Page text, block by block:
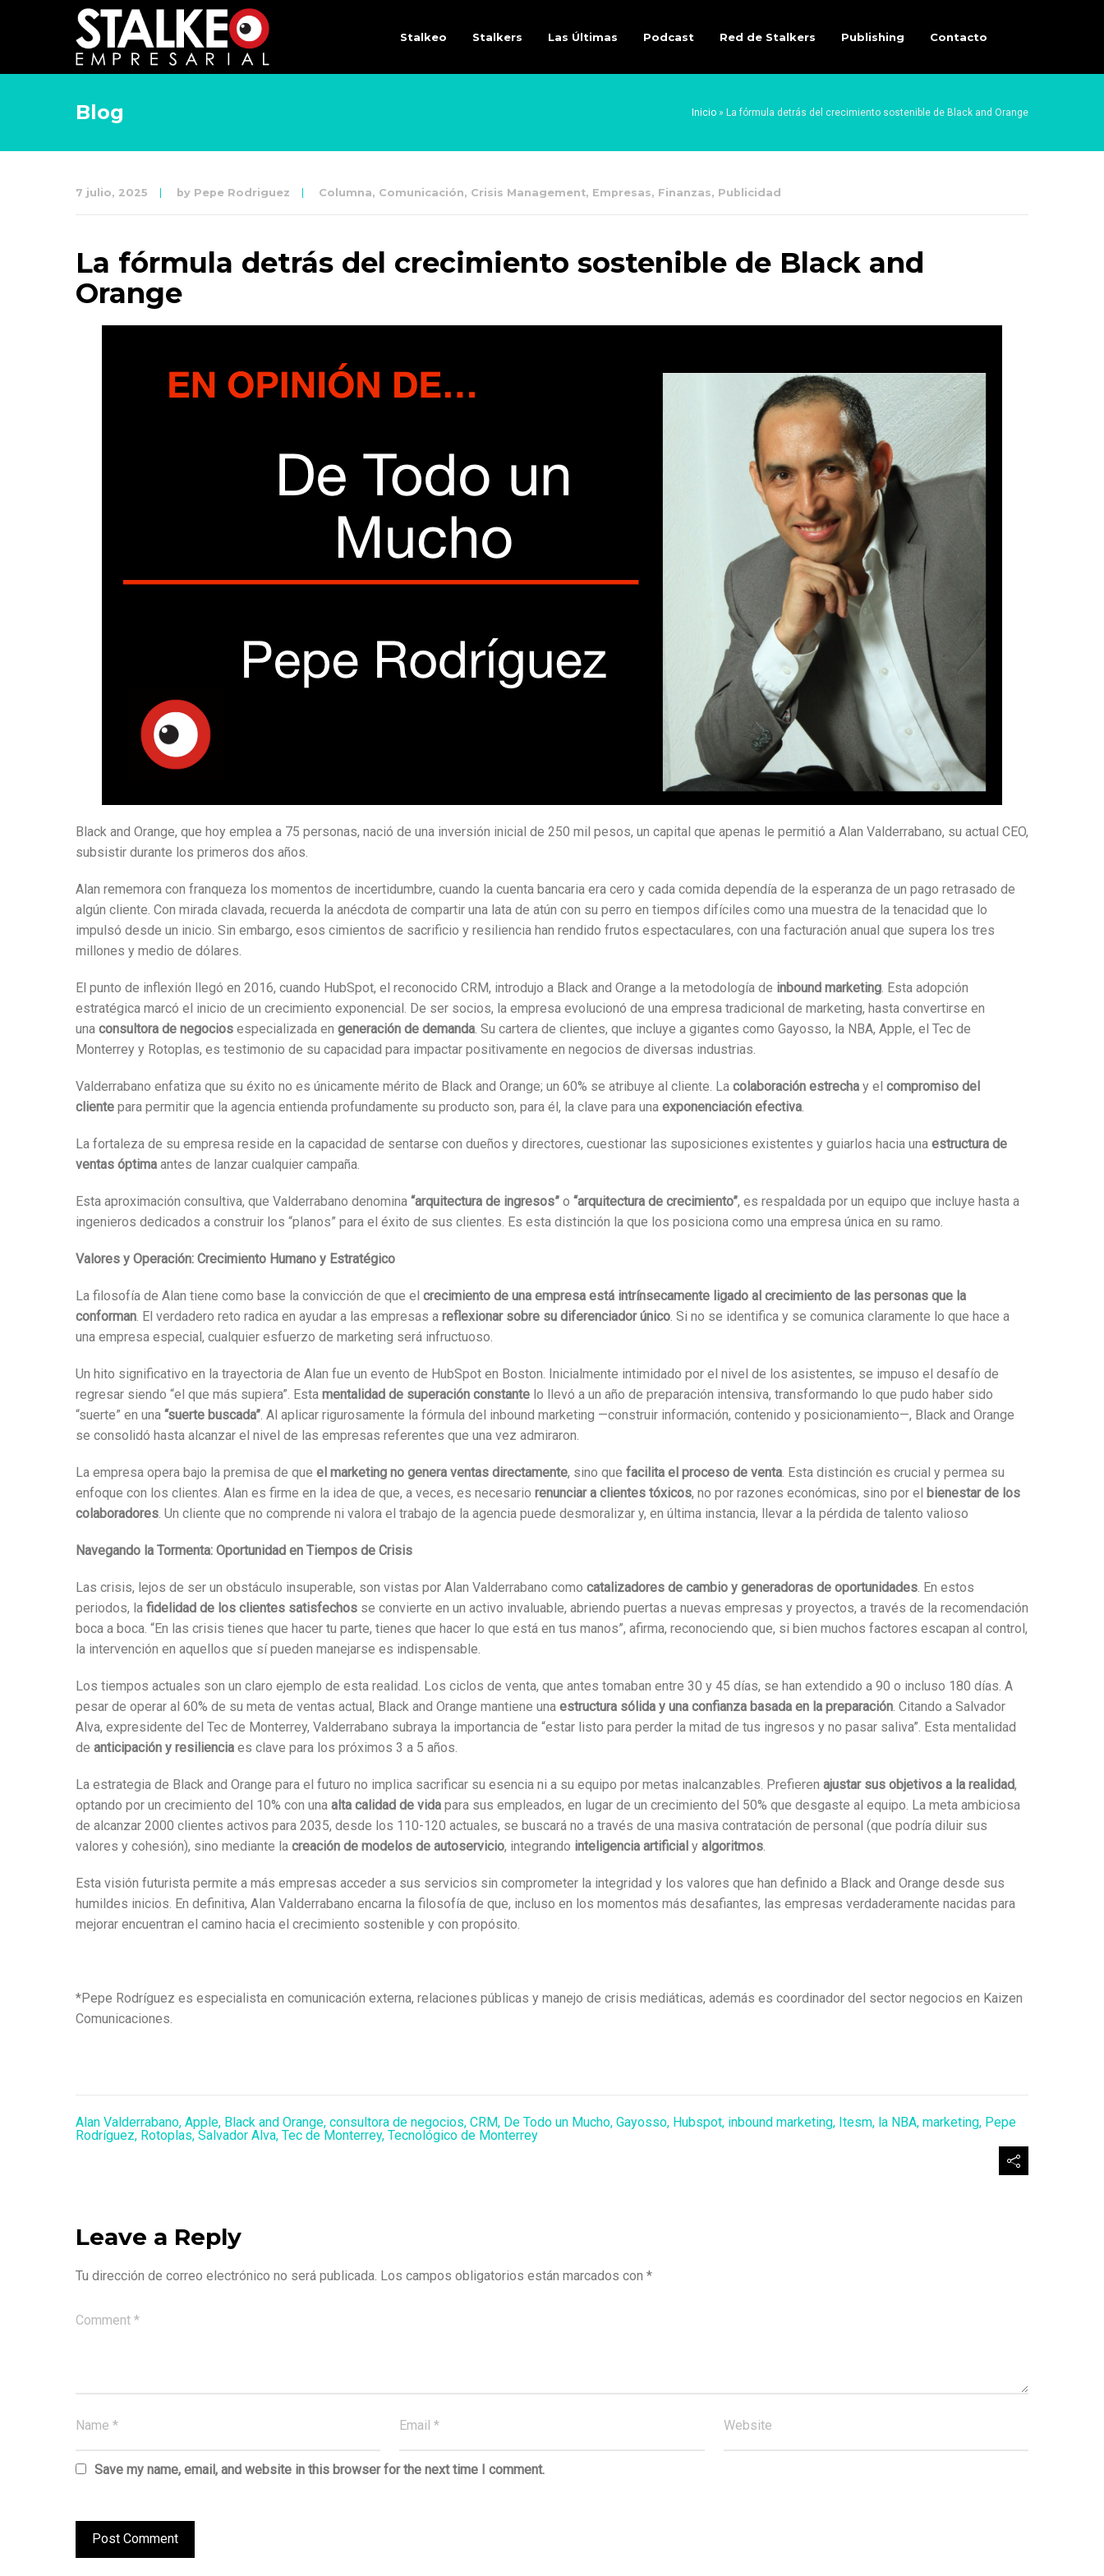
Stalkeo Stalkers Las Últimas Podcast Red de Stalkers Publishing Contacto
Blog Inicio » La fórmula detrás del crecimiento sostenible de Black and Orange
7 julio, 2025 by Pepe Rodriguez Columna, Comunicación, Crisis Management, Empresas, Finanzas, Publicidad
La fórmula detrás del crecimiento sostenible de Black and
Orange
Black and Orange, que hoy emplea a 75 personas, nació de una inversión inicial de 250 mil pesos, un capital que apenas le permitió a Alan Valderrabano, su actual CEO,
subsistir durante los primeros dos años.
Alan rememora con franqueza los momentos de incertidumbre, cuando la cuenta bancaria era cero y cada comida dependía de la esperanza de un pago retrasado de
algún cliente. Con mirada clavada, recuerda la anécdota de compartir una lata de atún con su perro en tiempos difíciles como una muestra de la tenacidad que lo
impulsó desde un inicio. Sin embargo, esos cimientos de sacrificio y resiliencia han rendido frutos espectaculares, con una facturación anual que supera los tres
millones y medio de dólares.
El punto de inflexión llegó en 2016, cuando HubSpot, el reconocido CRM, introdujo a Black and Orange a la metodología de inbound marketing. Esta adopción
estratégica marcó el inicio de un crecimiento exponencial. De ser socios, la empresa evolucionó de una empresa tradicional de marketing, hasta convertirse en
una consultora de negocios especializada en generación de demanda. Su cartera de clientes, que incluye a gigantes como Gayosso, la NBA, Apple, el Tec de
Monterrey y Rotoplas, es testimonio de su capacidad para impactar positivamente en negocios de diversas industrias.
Valderrabano enfatiza que su éxito no es únicamente mérito de Black and Orange; un 60% se atribuye al cliente. La colaboración estrecha y el compromiso del
cliente para permitir que la agencia entienda profundamente su producto son, para él, la clave para una exponenciación efectiva.
La fortaleza de su empresa reside en la capacidad de sentarse con dueños y directores, cuestionar las suposiciones existentes y guiarlos hacia una estructura de
ventas óptima antes de lanzar cualquier campaña.
Esta aproximación consultiva, que Valderrabano denomina “arquitectura de ingresos” o “arquitectura de crecimiento”, es respaldada por un equipo que incluye hasta a
ingenieros dedicados a construir los “planos” para el éxito de sus clientes. Es esta distinción la que los posiciona como una empresa única en su ramo.
Valores y Operación: Crecimiento Humano y Estratégico
La filosofía de Alan tiene como base la convicción de que el crecimiento de una empresa está intrínsecamente ligado al crecimiento de las personas que la
conforman. El verdadero reto radica en ayudar a las empresas a reflexionar sobre su diferenciador único. Si no se identifica y se comunica claramente lo que hace a
una empresa especial, cualquier esfuerzo de marketing será infructuoso.
Un hito significativo en la trayectoria de Alan fue un evento de HubSpot en Boston. Inicialmente intimidado por el nivel de los asistentes, se impuso el desafío de
regresar siendo “el que más supiera”. Esta mentalidad de superación constante lo llevó a un año de preparación intensiva, transformando lo que pudo haber sido
“suerte” en una “suerte buscada”. Al aplicar rigurosamente la fórmula del inbound marketing —construir información, contenido y posicionamiento—, Black and Orange
se consolidó hasta alcanzar el nivel de las empresas referentes que una vez admiraron.
La empresa opera bajo la premisa de que el marketing no genera ventas directamente, sino que facilita el proceso de venta. Esta distinción es crucial y permea su
enfoque con los clientes. Alan es firme en la idea de que, a veces, es necesario renunciar a clientes tóxicos, no por razones económicas, sino por el bienestar de los
colaboradores. Un cliente que no comprende ni valora el trabajo de la agencia puede desmoralizar y, en última instancia, llevar a la pérdida de talento valioso
Navegando la Tormenta: Oportunidad en Tiempos de Crisis
Las crisis, lejos de ser un obstáculo insuperable, son vistas por Alan Valderrabano como catalizadores de cambio y generadoras de oportunidades. En estos
periodos, la fidelidad de los clientes satisfechos se convierte en un activo invaluable, abriendo puertas a nuevas empresas y proyectos, a través de la recomendación
boca a boca. “En las crisis tienes que hacer tu parte, tienes que hacer lo que está en tus manos”, afirma, reconociendo que, si bien muchos factores escapan al control,
la intervención en aquellos que sí pueden manejarse es indispensable.
Los tiempos actuales son un claro ejemplo de esta realidad. Los ciclos de venta, que antes tomaban entre 30 y 45 días, se han extendido a 90 o incluso 180 días. A
pesar de operar al 60% de su meta de ventas actual, Black and Orange mantiene una estructura sólida y una confianza basada en la preparación. Citando a Salvador
Alva, expresidente del Tec de Monterrey, Valderrabano subraya la importancia de “estar listo para perder la mitad de tus ingresos y no pasar saliva”. Esta mentalidad
de anticipación y resiliencia es clave para los próximos 3 a 5 años.
La estrategia de Black and Orange para el futuro no implica sacrificar su esencia ni a su equipo por metas inalcanzables. Prefieren ajustar sus objetivos a la realidad,
optando por un crecimiento del 10% con una alta calidad de vida para sus empleados, en lugar de un crecimiento del 50% que desgaste al equipo. La meta ambiciosa
de alcanzar 2000 clientes activos para 2035, desde los 110-120 actuales, se buscará no a través de una masiva contratación de personal (que podría diluir sus
valores y cohesión), sino mediante la creación de modelos de autoservicio, integrando inteligencia artificial y algoritmos.
Esta visión futurista permite a más empresas acceder a sus servicios sin comprometer la integridad y los valores que han definido a Black and Orange desde sus
humildes inicios. En definitiva, Alan Valderrabano encarna la filosofía de que, incluso en los momentos más desafiantes, las empresas verdaderamente nacidas para
mejorar encuentran el camino hacia el crecimiento sostenible y con propósito.
*Pepe Rodríguez es especialista en comunicación externa, relaciones públicas y manejo de crisis mediáticas, además es coordinador del sector negocios en Kaizen
Comunicaciones.
Alan Valderrabano, Apple, Black and Orange, consultora de negocios, CRM, De Todo un Mucho, Gayosso, Hubspot, inbound marketing, Itesm, la NBA, marketing, Pepe
Rodríguez, Rotoplas, Salvador Alva, Tec de Monterrey, Tecnológico de Monterrey
Leave a Reply
Tu dirección de correo electrónico no será publicada. Los campos obligatorios están marcados con *
Save my name, email, and website in this browser for the next time I comment.